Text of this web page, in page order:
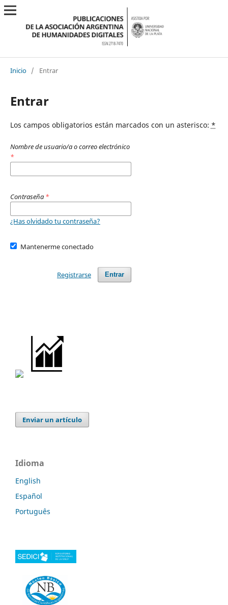
Inicio / Entrar
Entrar
Los campos obligatorios están marcados con un asterisco: *
Nombre de usuario/a o correo electrónico
*
Contraseña *
¿Has olvidado tu contraseña?
Mantenerme conectado
Entrar
Registrarse
Enviar un artículo
Idioma
English
Español
Português